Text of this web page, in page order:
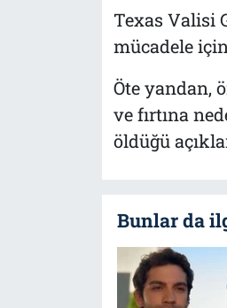
Texas Valisi
mücadele
Öte yandan,
ve fırtına
öldüğü
Bunlar da